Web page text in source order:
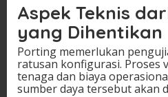
Aspek Teknis
yang Dihentikan
Porting memerlukan
ratusan konfigurasi. Proses
tenaga dan biaya
sumber daya tersebut akan